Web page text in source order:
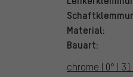
Material:
Bauart:
chrome | 0° |